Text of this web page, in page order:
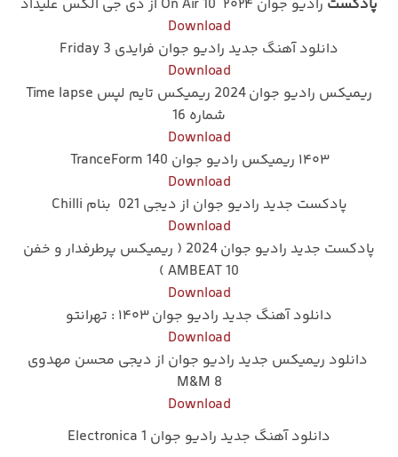
پادکست رادیو جوان ۲۰۲۴ On Air 10 از دی جی الکس علیداد
Download
دانلود آهنگ جدید رادیو جوان فرایدی Friday 3
Download
ریمیکس رادیو جوان 2024 ریمیکس تایم لپس Time lapse
شماره 16
Download
۱۴۰۳ ریمیکس رادیو جوان TranceForm 140
Download
پادکست جدید رادیو جوان از دیجی 021 بنام Chilli
Download
پادکست جدید رادیو جوان 2024 ( ریمیکس پرطرفدار و خفن
AMBEAT 10 )
Download
دانلود آهنگ جدید رادیو جوان ۱۴۰۳ : تهرانتو
Download
دانلود ریمیکس جدید رادیو جوان از دیجی محسن مهدوی
M&M 8
Download
دانلود آهنگ جدید رادیو جوان Electronica 1